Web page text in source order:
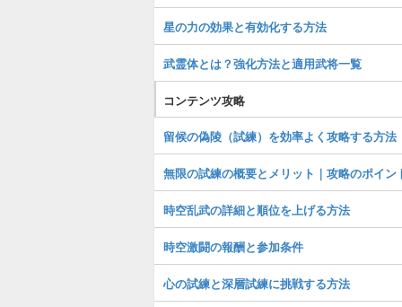
星の力の効果と有効化する方法
武霊体とは？強化方法と適用武将一覧
コンテンツ攻略
留候の偽陵（試練）を効率よく攻略する方法
無限の試練の概要とメリット｜攻略のポイン
時空乱武の詳細と順位を上げる方法
時空激闘の報酬と参加条件
心の試練と深層試練に挑戦する方法